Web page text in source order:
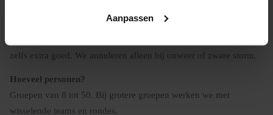
Aanpassen
zelfs extra goed. We annuleren alleen bij onweer of zware storm.
Hoeveel personen?
Groepen van 8 tot 50. Bij grotere groepen werken we met
wisselende teams en rondes.